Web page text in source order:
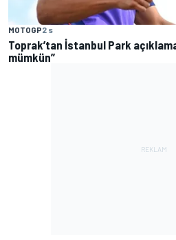
MOTOGP2 s
Toprak’tan İstanbul Park
mümkün”